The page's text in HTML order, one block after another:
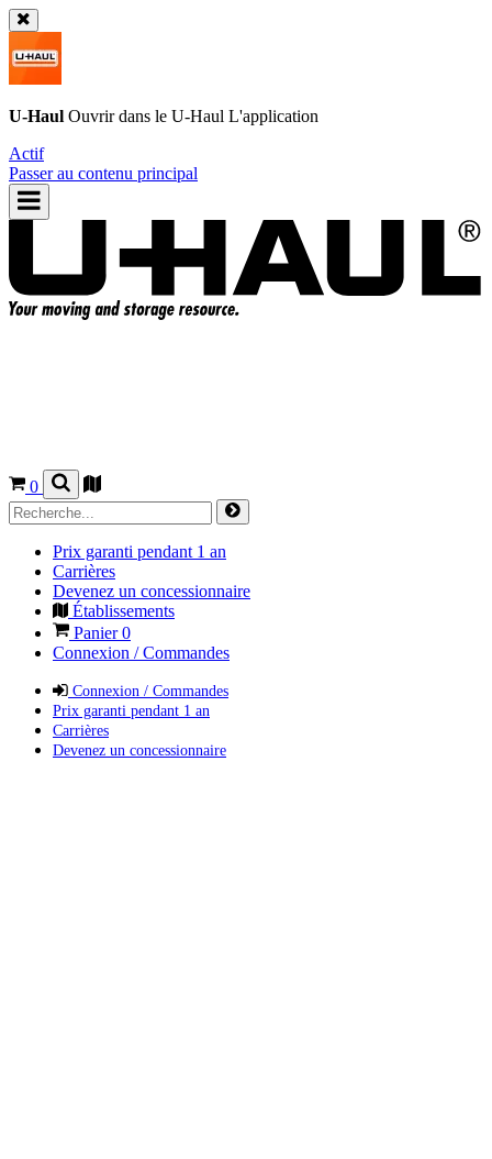
U-Haul Ouvrir dans le U-Haul L'application
Actif
Passer au contenu principal
0
Prix garanti pendant 1 an
Carrières
Devenez un concessionnaire
Établissements
Panier0
Connexion / Commandes
Connexion / Commandes
Prix garanti pendant 1 an
Carrières
Devenez un concessionnaire